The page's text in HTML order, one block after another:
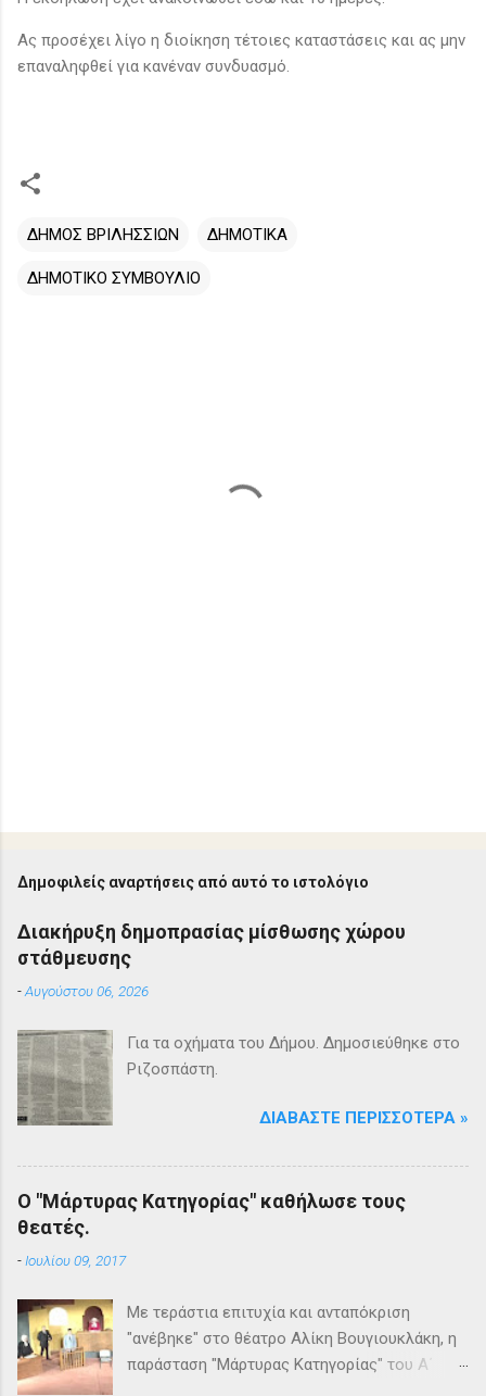
Ας προσέχει λίγο η διοίκηση τέτοιες καταστάσεις και ας μην
επαναληφθεί για κανέναν συνδυασμό.
ΔΗΜΟΣ ΒΡΙΛΗΣΣΙΩΝ ΔΗΜΟΤΙΚΑ
ΔΗΜΟΤΙΚΟ ΣΥΜΒΟΥΛΙΟ
Δημοφιλείς αναρτήσεις από αυτό το ιστολόγιο
Διακήρυξη δημοπρασίας μίσθωσης χώρου
στάθμευσης
-Αυγούστου 06, 2026
Για τα οχήματα του Δήμου. Δημοσιεύθηκε στο
Ριζοσπάστη.
ΔΙΑΒΆΣΤΕ ΠΕΡΙΣΣΌΤΕΡΑ »
Ο "Μάρτυρας Κατηγορίας" καθήλωσε τους
θεατές.
-Ιουλίου 09, 2017
Με τεράστια επιτυχία και ανταπόκριση
"ανέβηκε" στο θέατρο Αλίκη Βουγιουκλάκη, η
παράσταση "Μάρτυρας Κατηγορίας" του Α΄